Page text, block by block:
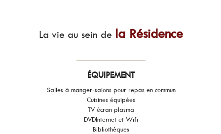
La vie au sein de la Résidence
ÉQUIPEMENT
Salles à manger-salons pour repas en commun
Cuisines équipées
TV écran plasma
DVDInternet et Wifi
Bibliothèques